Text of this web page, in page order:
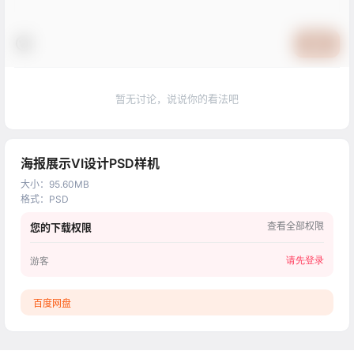
暂无讨论，说说你的看法吧
海报展示VI设计PSD样机
大小： 95.60MB
格式： PSD
您的下载权限 查看全部权限
游客 请先登录
百度网盘